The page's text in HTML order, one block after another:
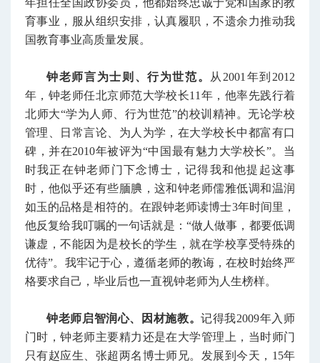
年担任全国政协委员，他都始终忠诚于党和国家的教
育事业，服从组织安排，认真履职，不遗余力推动我
国教育事业高质量发展。
钟老师言为士则、行为世范。 从2001年到2012
年，钟老师任北京师范大学校长11年，他率先践行着
北师大“学为人师、行为世范”的校训精神。无论学校
管理、日常言论、为人为学，在大学校长中都富有口
碑，并在2010年被评为“中国最有魅力大学校长”。当
时我正在钟老师门下念博士，记得我和他提起这事
时，他似乎还有些腼腆，这和钟老师儒雅低调和温润
如玉的品格是相符的。在跟钟老师读博士3年时间里，
他反复给我叮嘱的一句话就是：“做人做事，都要低调
谦虚，不能因为是校长的学生，就在学校享受特殊的
优待”。我牢记于心，遵循老师的教诲，在校时始终严
格要求自己，毕业后也一直视钟老师为人生榜样。
钟老师启智润心、因材施教。记得我2009年入师
门时，钟老师主要精力还是在大学管理上，当时师门
只有赵应生、张超两名博士师兄。发展到今天，15年